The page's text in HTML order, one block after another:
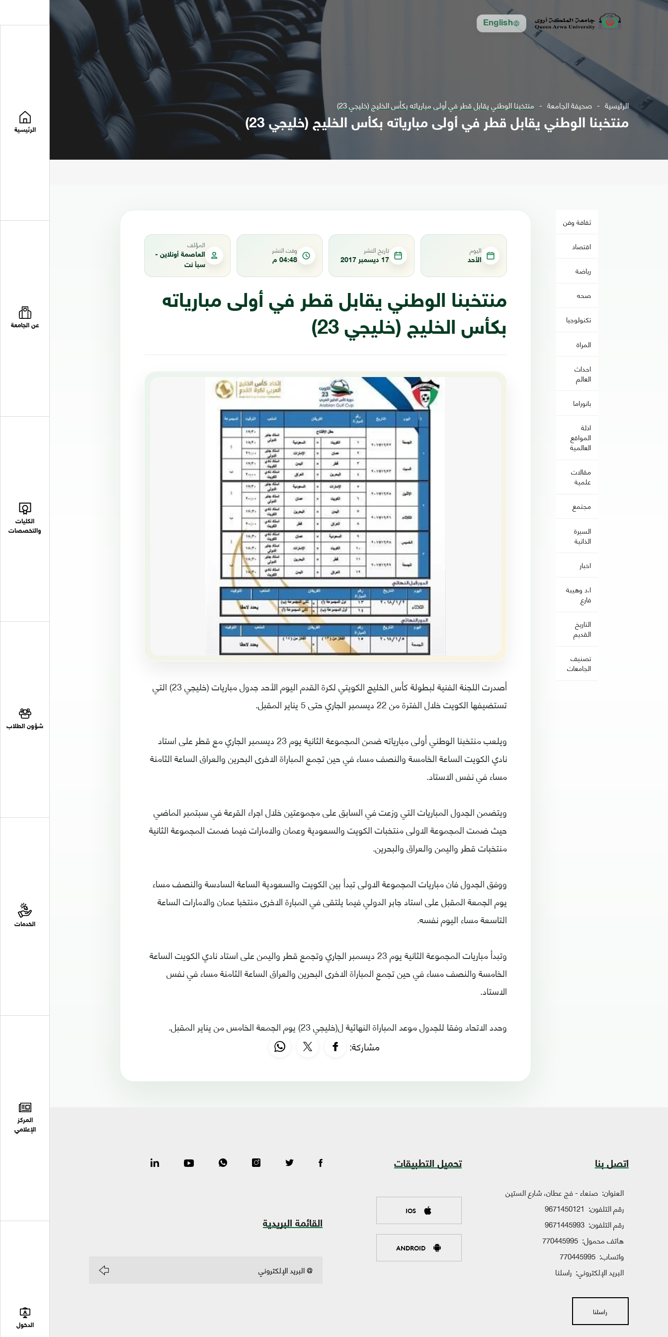
English
الرئيسية
عن الجامعة
الكليات
والتخصصات
شؤون الطلاب
الخدمات
المركز
الإعلامي
الدخول
الرئيسية صحيفة الجامعة منتخبنا الوطني يقابل قطر في أولى مبارياته بكأس الخليج (خليجي 23)
منتخبنا الوطني يقابل قطر في أولى مبارياته بكأس الخليج (خليجي 23)
ثقافة وفن
اقتصاد
رياضة
صحه
تكنولوجيا
المراة
احداث
العالم
بانوراما
ادلة
المواقع
العالمية
مقالات
علمية
مجتمع
السيرة
الذاتية
اخبار
ا.د وهيبة
فارع
التاريخ
القديم
تصنيف
الجامعات
اليوم
الأحد
تاريخ النشر
17 ديسمبر 2017
وقت النشر
04:48 م
المؤلف
العاصمة أونلاين -
سبأ نت
منتخبنا الوطني يقابل قطر في أولى مبارياته
بكأس الخليج (خليجي 23)
أصدرت اللجنة الفنية لبطولة كأس الخليج الكويتي لكرة القدم اليوم الأحد جدول مباريات (خليجي 23) التي
تستضيفها الكويت خلال الفترة من 22 ديسمبر الجاري حتى 5 يناير المقبل.
ويلعب منتخبنا الوطني أولى مبارياته ضمن المجموعة الثانية يوم 23 ديسمبر الجاري مع قطر على استاد
نادي الكويت الساعة الخامسة والنصف مساء في حين تجمع المباراة الاخرى البحرين والعراق الساعة الثامنة
مساء في نفس الاستاد.
ويتضمن الجدول المباريات التي وزعت في السابق على مجموعتين خلال اجراء القرعة في سبتمبر الماضي
حيث ضمت المجموعة الاولى منتخبات الكويت والسعودية وعمان والامارات فيما ضمت المجموعة الثانية
منتخبات قطر واليمن والعراق والبحرين.
ووفق الجدول فان مباريات المجموعة الاولى تبدأ بين الكويت والسعودية الساعة السادسة والنصف مساء
يوم الجمعة المقبل على استاد جابر الدولي فيما يلتقى في المبارة الاخرى منتخبا عمان والامارات الساعة
التاسعة مساء اليوم نفسه.
وتبدأ مباريات المجموعة الثانية يوم 23 ديسمبر الجاري وتجمع قطر واليمن على استاد نادي الكويت الساعة
الخامسة والنصف مساء في حين تجمع المباراة الاخرى البحرين والعراق الساعة الثامنة مساء في نفس
الاستاد.
وحدد الاتحاد وفقا للجدول موعد المباراة النهائية ل(خليجي 23) يوم الجمعة الخامس من يناير المقبل.
مشاركة:
اتصل بنا
العنوان: صنعاء - فج عطان، شارع الستين
رقم التلفون: 9671450121
رقم التلفون: 9671445993
هاتف محمول: 770445995
واتساب: 770445995
البريد الإلكتروني: راسلنا
راسلنا
تحميل التطبيقات
IOS
ANDROID
القائمة البريدية